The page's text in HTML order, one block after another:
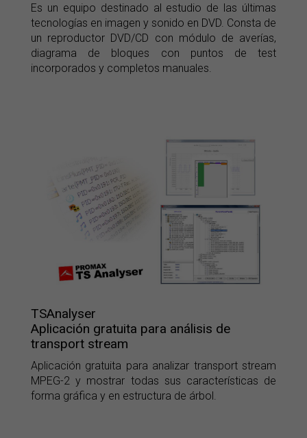
Es un equipo destinado al estudio de las últimas
tecnologías en imagen y sonido en DVD. Consta de
un reproductor DVD/CD con módulo de averías,
diagrama de bloques con puntos de test
incorporados y completos manuales.
TSAnalyser
Aplicación gratuita para análisis de
transport stream
Aplicación gratuita para analizar transport stream
MPEG-2 y mostrar todas sus características de
forma gráfica y en estructura de árbol.